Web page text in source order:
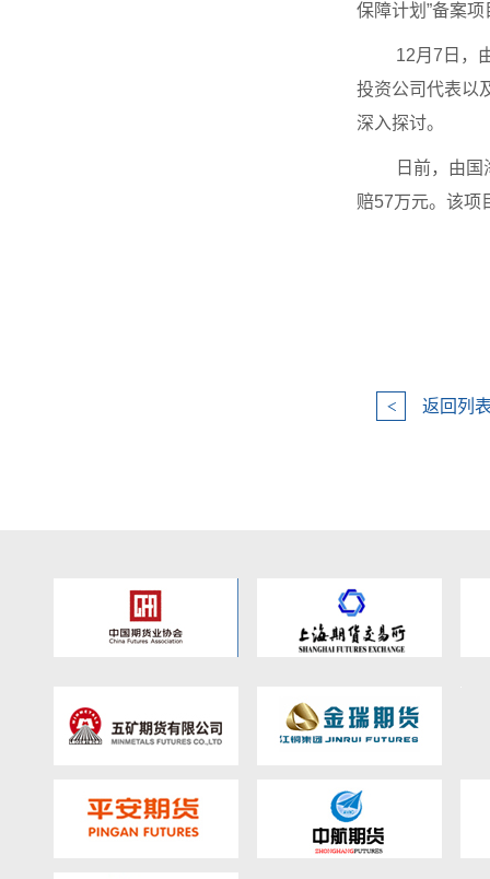
保障计划”备案
12月7日，
投资公司代表以
深入探讨。
日前，由
赔57万元。该项
返回列